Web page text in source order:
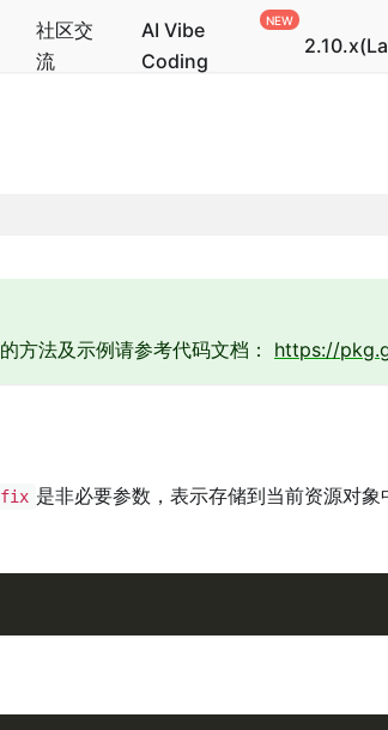
社区交
流
AI Vibe
Coding
方法及示例请参考代码文档： https://
是非必要参数，表示存储到当前资源对象